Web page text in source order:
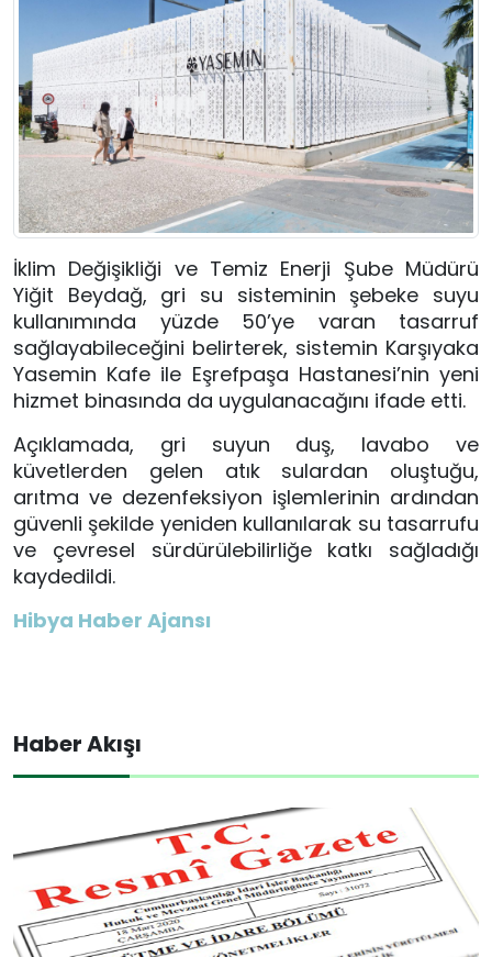
İklim Değişikliği ve Temiz Enerji Şube Müdürü
Yiğit Beydağ, gri su sisteminin şebeke suyu
kullanımında yüzde 50’ye varan tasarruf
sağlayabileceğini belirterek, sistemin Karşıyaka
Yasemin Kafe ile Eşrefpaşa Hastanesi’nin yeni
hizmet binasında da uygulanacağını ifade etti.
Açıklamada, gri suyun duş, lavabo ve
küvetlerden gelen atık sulardan oluştuğu,
arıtma ve dezenfeksiyon işlemlerinin ardından
güvenli şekilde yeniden kullanılarak su tasarrufu
ve çevresel sürdürülebilirliğe katkı sağladığı
kaydedildi.
Hibya Haber Ajansı
Haber Akışı